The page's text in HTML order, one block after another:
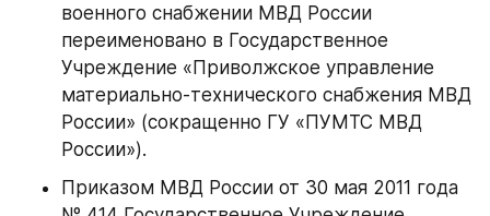
военного снабжении МВД России
переименовано в Государственное
Учреждение «Приволжское управление
материально-технического снабжения МВД
России» (сокращенно ГУ «ПУМТС МВД
России»).
Приказом МВД России от 30 мая 2011 года